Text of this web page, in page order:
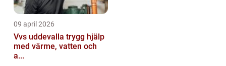
09 april 2026
Vvs uddevalla trygg hjälp
med värme, vatten och
a...